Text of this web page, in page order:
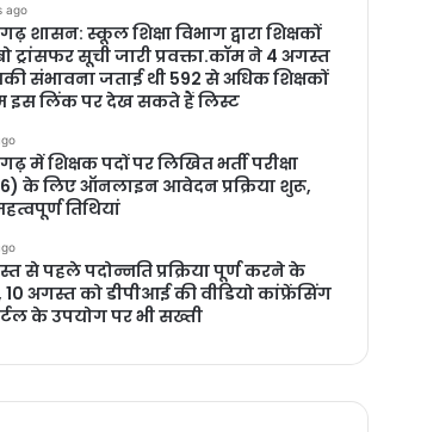
ago
शासन: स्कूल शिक्षा विभाग द्वारा शिक्षकों
ट्रांसफर सूची जारी प्रवक्ता.कॉम ने 4 अगस्त
संभावना जताई थी 592 से अधिक शिक्षकों
इस लिंक पर देख सकते हैं लिस्ट
में शिक्षक पदों पर लिखित भर्ती परीक्षा
के लिए ऑनलाइन आवेदन प्रक्रिया शुरू,
तिथियां
से पहले पदोन्नति प्रक्रिया पूर्ण करने के
10 अगस्त को डीपीआई की वीडियो कांफ्रेंसिंग
के उपयोग पर भी सख्ती